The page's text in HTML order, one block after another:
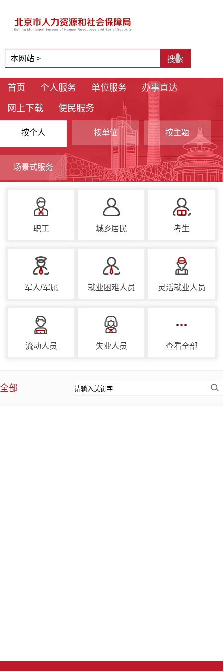
首页 个人服务 单位服务 办事直达
网上下载 便民服务
按个人 按单位 按主题
场景式服务
职工 城乡居民 考生
军人/军属 就业困难人员 灵活就业人员
流动人员 失业人员 查看全部
全部